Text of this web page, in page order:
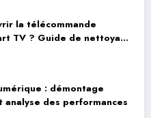
la télécommande
TV ? Guide de nettoyage
: démontage
des performances